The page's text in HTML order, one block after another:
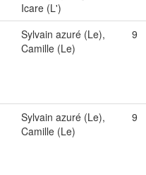
Icare (L')
Sylvain azuré (Le),
Camille (Le)
9
Sylvain azuré (Le),
Camille (Le)
9